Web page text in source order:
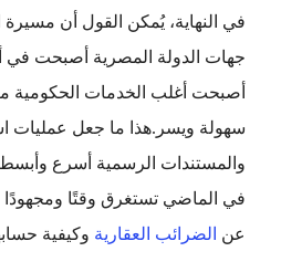
في النهاية، يُمكن القول أن
جهات الدولة المصرية أصبحت في
أصبحت أغلب الخدمات الحكومية
سهولة ويسر.هذا ما جعل عمليات
والمستندات الرسمية أسرع
في الماضي تستغرق وقتًا ومجهودًا
عن الضرائب العقارية وكيفية